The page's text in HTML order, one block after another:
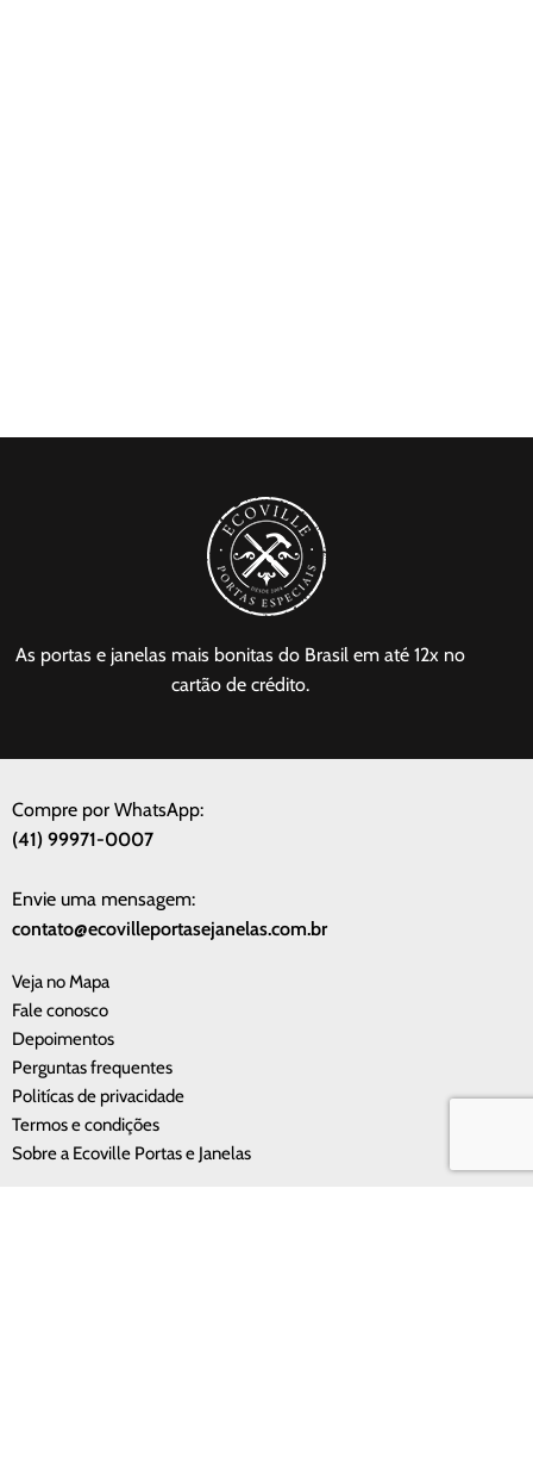
As portas e janelas mais bonitas do Brasil em até 12x no
cartão de crédito.
Compre por WhatsApp:
(41) 99971-0007
Envie uma mensagem:
contato@ecovilleportasejanelas.com.br
Veja no Mapa
Fale conosco
Depoimentos
Perguntas frequentes
Politícas de privacidade
Termos e condições
Sobre a Ecoville Portas e Janelas